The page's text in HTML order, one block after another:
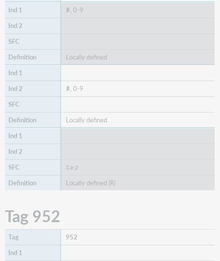
, 0-9
Locally defined
, 0-9
Locally defined
‡a-z
Locally defined (R)
Tag 952
952